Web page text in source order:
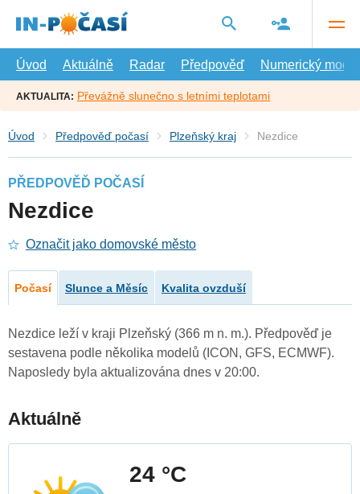
hlavní
Úvod
Aktuálně Radar Předpověď Numerický model
AKTUALITA: Převážně slunečno s letními teplotami
Úvod Předpověď počasí Plzeňský kraj Nezdice
PŘEDPOVĚĎ POČASÍ
Nezdice
Označit jako domovské město
Počasí Slunce a Měsíc Kvalita ovzduší
Nezdice leží v kraji Plzeňský (366 m n. m.). Předpověď je
sestavena podle několika modelů (ICON, GFS, ECMWF).
Naposledy byla aktualizována dnes v 20:00.
Aktuálně
24 °C